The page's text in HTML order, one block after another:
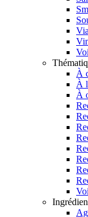
À
À
À